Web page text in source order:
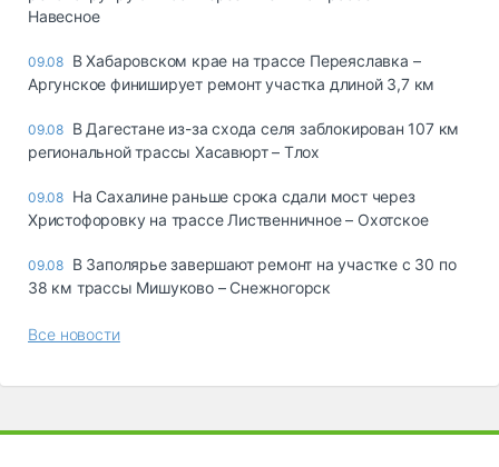
Навесное
09.08 В Хабаровском крае на трассе Переяславка –
Аргунское финиширует ремонт участка длиной 3,7 км
09.08 В Дагестане из-за схода селя заблокирован 107 км
региональной трассы Хасавюрт – Тлох
09.08 На Сахалине раньше срока сдали мост через
Христофоровку на трассе Лиственничное – Охотское
09.08 В Заполярье завершают ремонт на участке с 30 по
38 км трассы Мишуково – Снежногорск
Все новости